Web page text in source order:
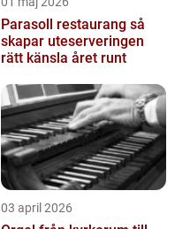
Parasoll restaurang så
skapar uteserveringen
rätt känsla året runt
03 april 2026